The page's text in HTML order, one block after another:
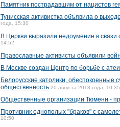
Памятник пострадавшим от нацистов
Тунисская активистка объявила о
года, 15:30
В Церкви выразили недоумение в
14:52
Православные активисты объявили
В Москве создан Центр по борьбе с
Белорусские католики, обеспокоенные
общественность 20 августа 2013 года, 10:35
Общественные организации Тюмени -
Противник однополых "браков" с
10:50